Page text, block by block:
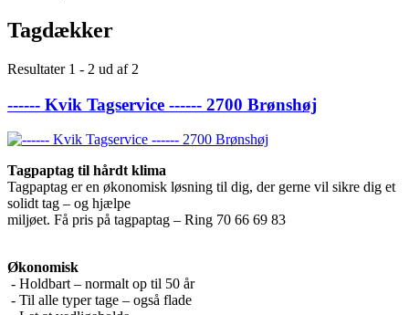
Tagdækker
Resultater 1 - 2 ud af 2
------ Kvik Tagservice ------ 2700 Brønshøj
Tagpaptag til hårdt klima
Tagpaptag er en økonomisk løsning til dig, der gerne vil sikre dig et
solidt tag – og hjælpe
miljøet. Få pris på tagpaptag – Ring 70 66 69 83
Økonomisk
- Holdbart – normalt op til 50 år
- Til alle typer tage – også flade